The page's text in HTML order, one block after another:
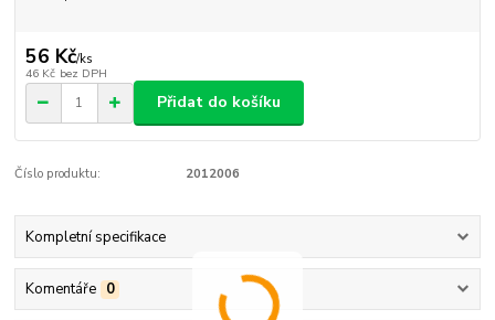
56 Kč/ks
46 Kč bez DPH
Přidat do košíku
Číslo produktu: 2012006
Kompletní specifikace
Komentáře 0